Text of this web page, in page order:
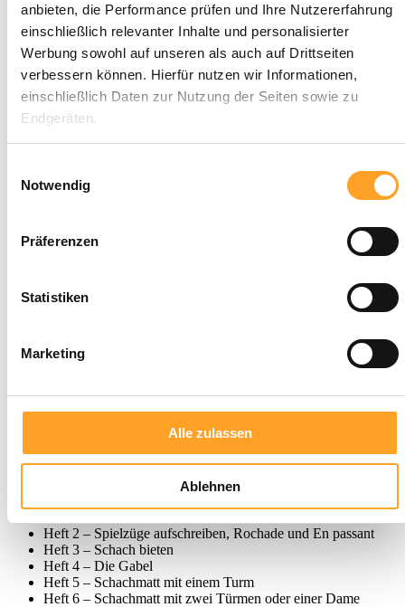
anbieten, die Performance prüfen und Ihre Nutzererfahrung
einschließlich relevanter Inhalte und personalisierter
Werbung sowohl auf unseren als auch auf Drittseiten
verbessern können. Hierfür nutzen wir Informationen,
einschließlich Daten zur Nutzung der Seiten sowie zu
Endgeräten.
dieser Technologien ein. Unter „Anpassen“ können Sie eine
Auswahl der Dienste vornehmen oder diese ablehnen. Die
Zukunft einzeln widerrufen oder ändern.
Notwendig
Präferenzen
Statistiken
Marketing
Alle zulassen
Ablehnen
inkl. MwSt. |zzgl. Versandkosten
Weil das Schachspielen eine unvergleichliche Auswirkung auf
Leistung und Motivation von Grundschülern hat, haben wir eine
zu Hause bearbeitet werden. Größere Kinder erlernen Schach im
Selbststudium, kleinere mithilfe von Lehrkräften, Eltern oder
Heft 2 – Spielzüge aufschreiben, Rochade und En passant
Heft 3 – Schach bieten
Heft 4 – Die Gabel
Heft 5 – Schachmatt mit einem Turm
Heft 6 – Schachmatt mit zwei Türmen oder einer Dame